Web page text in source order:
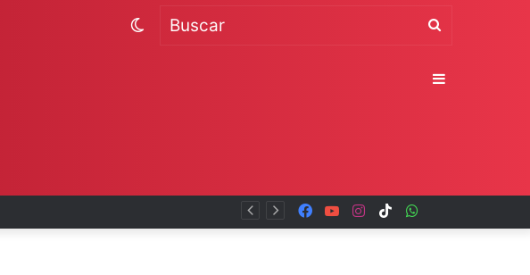
TikTok
Instagram
YouTube
Facebook
Buscar
Switch
Sidebar